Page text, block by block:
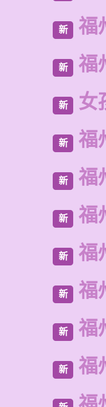
新 福
新 福
新 女
新 福
新 福
新 福
新 福
新 福
新 福
新 福